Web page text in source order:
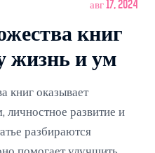
авг 17, 2024
книг
жизнь и ум
книг оказывает
личностное развитие и
разбираются